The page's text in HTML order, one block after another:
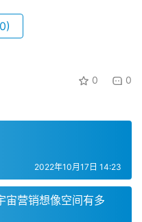
0 0
2022年10月17日 14:23
宙营销想像空间有多